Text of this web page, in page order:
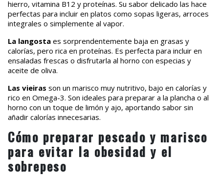
hierro, vitamina B12 y proteínas. Su sabor delicado las hace
perfectas para incluir en platos como sopas ligeras, arroces
integrales o simplemente al vapor.
La langosta es sorprendentemente baja en grasas y
calorías, pero rica en proteínas. Es perfecta para incluir en
ensaladas frescas o disfrutarla al horno con especias y
aceite de oliva.
Las vieiras son un marisco muy nutritivo, bajo en calorías y
rico en Omega-3. Son ideales para preparar a la plancha o al
horno con un toque de limón y ajo, aportando sabor sin
añadir calorías innecesarias.
Cómo preparar pescado y marisco
para evitar la obesidad y el
sobrepeso